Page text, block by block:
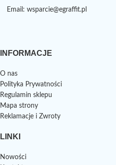
Email: wsparcie@egraffit.pl
INFORMACJE
O nas
Polityka Prywatności
Regulamin sklepu
Mapa strony
Reklamacje i Zwroty
LINKI
Nowości